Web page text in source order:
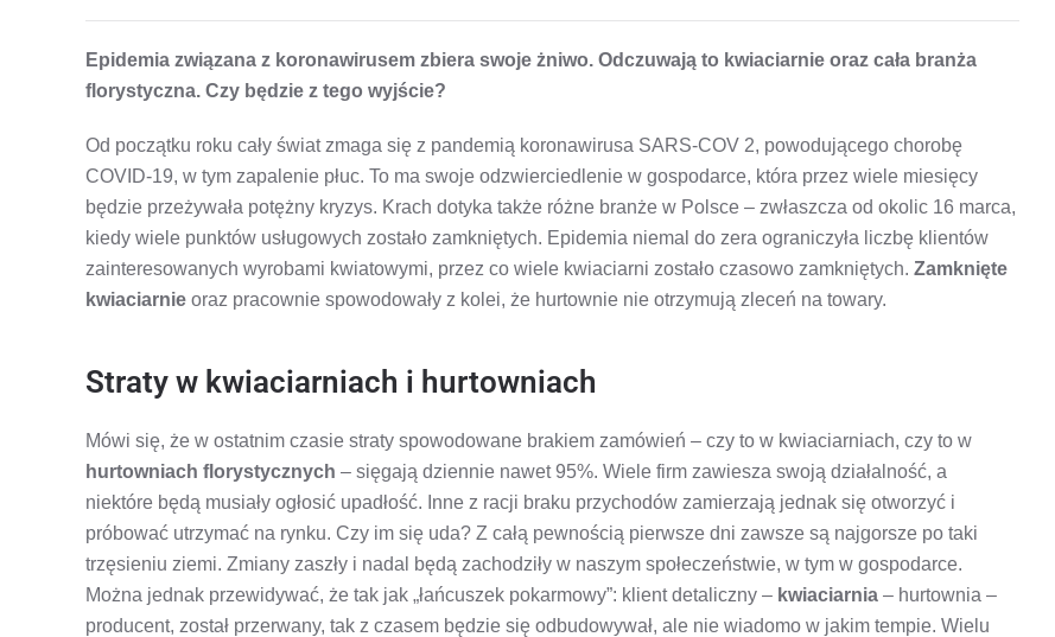
Epidemia związana z koronawirusem zbiera swoje żniwo. Odczuwają to kwiaciarnie oraz cała branża
florystyczna. Czy będzie z tego wyjście?
Od początku roku cały świat zmaga się z pandemią koronawirusa SARS-COV 2, powodującego chorobę
COVID-19, w tym zapalenie płuc. To ma swoje odzwierciedlenie w gospodarce, która przez wiele miesięcy
będzie przeżywała potężny kryzys. Krach dotyka także różne branże w Polsce – zwłaszcza od okolic 16 marca,
kiedy wiele punktów usługowych zostało zamkniętych. Epidemia niemal do zera ograniczyła liczbę klientów
zainteresowanych wyrobami kwiatowymi, przez co wiele kwiaciarni zostało czasowo zamkniętych. Zamknięte
kwiaciarnie oraz pracownie spowodowały z kolei, że hurtownie nie otrzymują zleceń na towary.
Straty w kwiaciarniach i hurtowniach
Mówi się, że w ostatnim czasie straty spowodowane brakiem zamówień – czy to w kwiaciarniach, czy to w
hurtowniach florystycznych – sięgają dziennie nawet 95%. Wiele firm zawiesza swoją działalność, a
niektóre będą musiały ogłosić upadłość. Inne z racji braku przychodów zamierzają jednak się otworzyć i
próbować utrzymać na rynku. Czy im się uda? Z całą pewnością pierwsze dni zawsze są najgorsze po taki
trzęsieniu ziemi. Zmiany zaszły i nadal będą zachodziły w naszym społeczeństwie, w tym w gospodarce.
Można jednak przewidywać, że tak jak „łańcuszek pokarmowy”: klient detaliczny – kwiaciarnia – hurtownia –
producent, został przerwany, tak z czasem będzie się odbudowywał, ale nie wiadomo w jakim tempie. Wielu